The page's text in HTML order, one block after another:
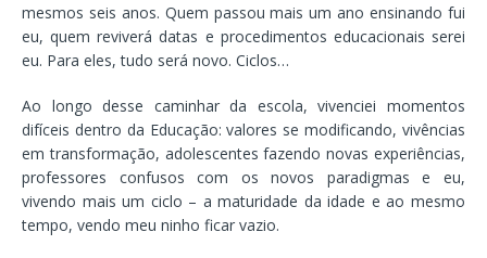
mesmos seis anos. Quem passou mais um ano ensinando fui
eu, quem reviverá datas e procedimentos educacionais serei
eu. Para eles, tudo será novo. Ciclos…
Ao longo desse caminhar da escola, vivenciei momentos
difíceis dentro da Educação: valores se modificando, vivências
em transformação, adolescentes fazendo novas experiências,
professores confusos com os novos paradigmas e eu,
vivendo mais um ciclo – a maturidade da idade e ao mesmo
tempo, vendo meu ninho ficar vazio.